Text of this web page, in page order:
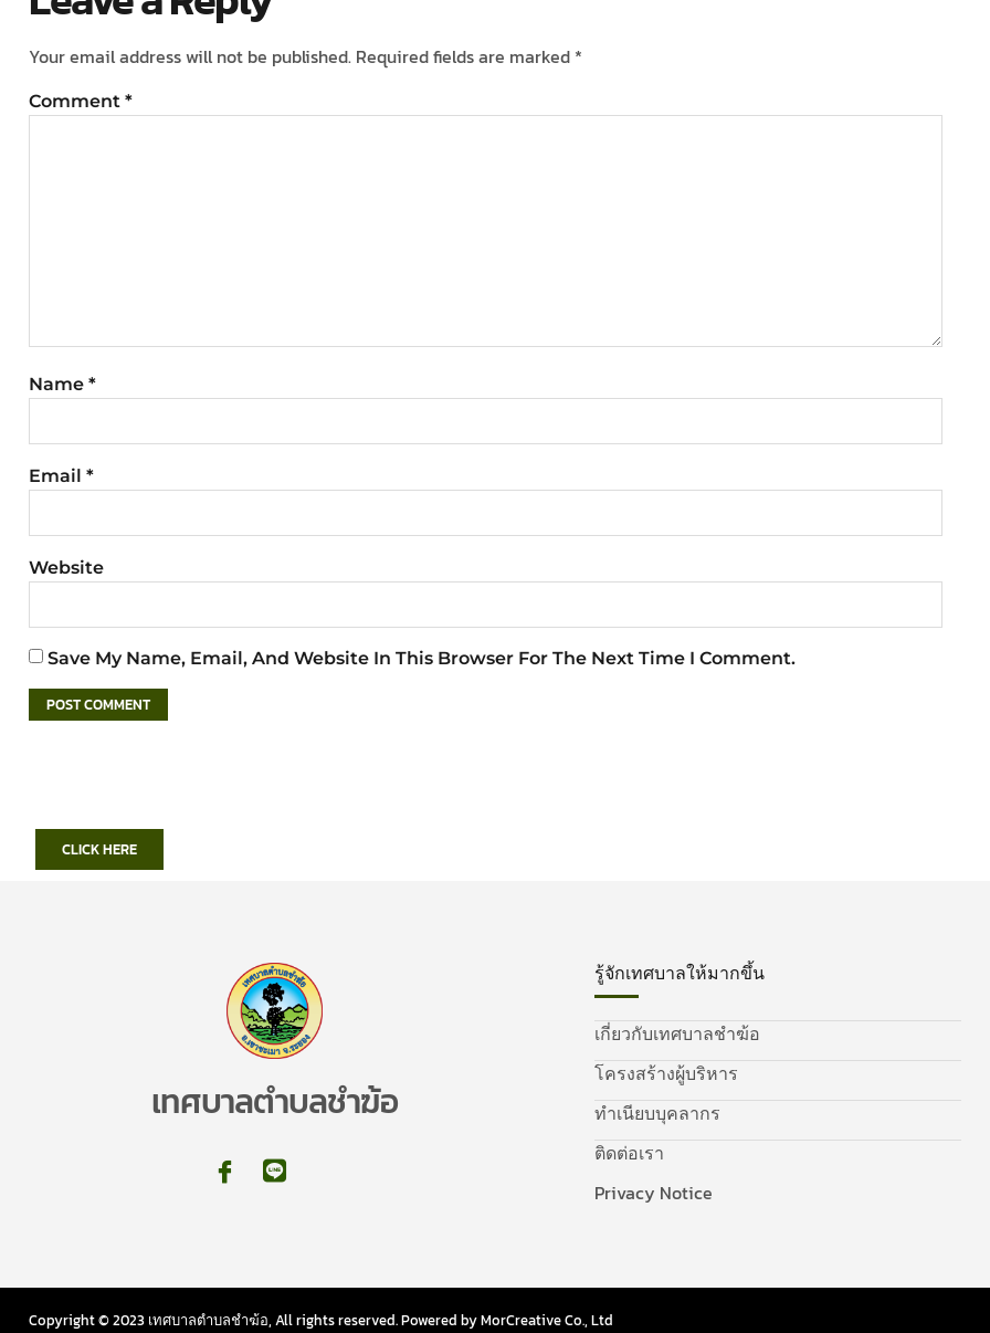
Your email address will not be published. Required fields are marked *
Comment *
Name *
Email *
Website
Save My Name, Email, And Website In This Browser For The Next Time I Comment.
CLICK HERE
เทศบาลตำบลชำฆ้อ
รู้จักเทศบาลให้มากขึ้น
เกี่ยวกับเทศบาลชำฆ้อ
โครงสร้างผู้บริหาร
ทำเนียบบุคลากร
ติดต่อเรา
Privacy Notice
Copyright © 2023 เทศบาลตำบลชำฆ้อ, All rights reserved. Powered by MorCreative Co., Ltd